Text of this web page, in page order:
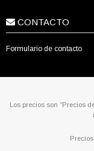
CONTACTO
Formulario de contacto
Los precios son “Precios